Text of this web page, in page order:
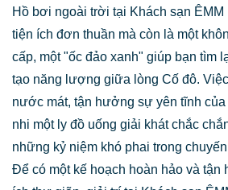
Hồ bơi ngoài trời tại Khách sạn
tiện ích đơn thuần mà còn là một
cấp, một "ốc đảo xanh" giúp bạn tìm
tạo năng lượng giữa lòng Cố đô.
nước mát, tận hưởng sự yên tĩnh
nhi một ly đồ uống giải khát chắc
những kỷ niệm khó phai trong
Để có một kế hoạch hoàn hảo và tận